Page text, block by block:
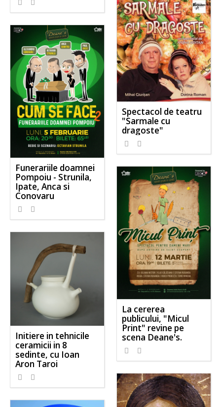
Spectacol de teatru
"Sarmale cu
dragoste"
Funerariile doamnei
Pompoiu - Strunila,
Ipate, Anca si
Conovaru
La cererea
publicului, "Micul
Print" revine pe
scena Deane's.
Initiere in tehnicile
ceramicii in 8
sedinte, cu Ioan
Aron Taroi